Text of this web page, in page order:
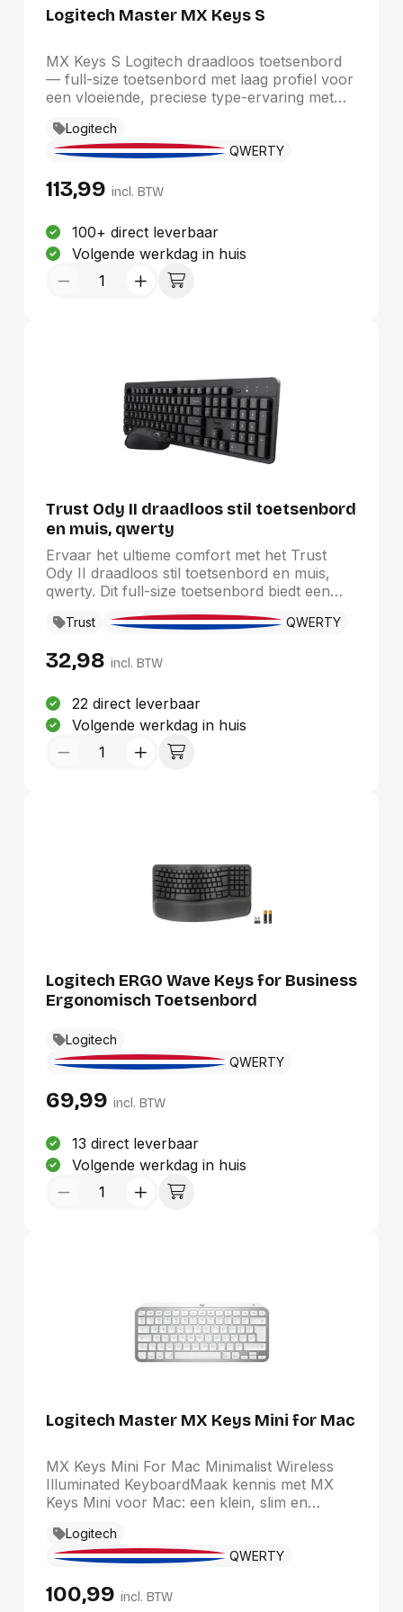
Logitech Master MX Keys S
MX Keys S Logitech draadloos toetsenbord
— full-size toetsenbord met laag profiel voor
een vloeiende, preciese type-ervaring met
Actions die meest voorkomende taken
reduceren tot een enkele toetsdruk. Het
naderen en past zich automatisch aan op het
Smart Actions, bepaal helderheid en tijdsduur
van verlichting, controleer de batterij en
koppel profielen aan applicaties met de Logi
Options+ app.
Logitech
QWERTY
113,99 incl. BTW
100+ direct leverbaar
Volgende werkdag in huis
Trust Ody II draadloos stil toetsenbord
en muis, qwerty
Ervaar het ultieme comfort met het Trust
Ody II draadloos stil toetsenbord en muis,
qwerty. Dit full-size toetsenbord biedt een
werken. De compacte draadloze muis
optimale controle. Beide apparaten zijn
ontvanger en zijn uitgevoerd in elegant
zwart. Met de meegeleverde batterijen
combineren efficiëntie en stijl moeiteloos in
uw werkruimte.
Trust QWERTY
32,98 incl. BTW
22 direct leverbaar
Volgende werkdag in huis
Logitech ERGO Wave Keys for Business
Ergonomisch Toetsenbord
Logitech
QWERTY
69,99 incl. BTW
13 direct leverbaar
Volgende werkdag in huis
Logitech Master MX Keys Mini for Mac
MX Keys Mini For Mac Minimalist Wireless
Illuminated KeyboardMaak kennis met MX
Keys Mini voor Mac: een klein, slim en
met een MAC-INDELING, gemaakt voor
creators.De minimalistische vorm zorgt voor
lijn te brengen en je de mogelijkheid te geven
Logitech
QWERTY
100,99 incl. BTW